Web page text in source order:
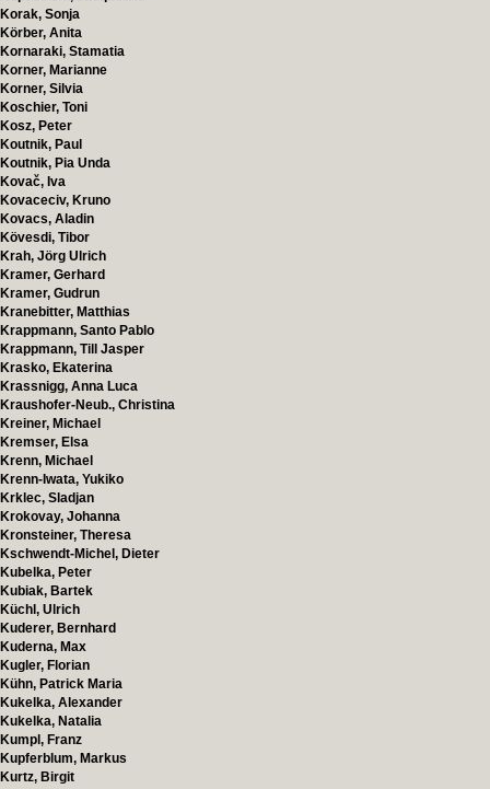
Korak, Sonja
Körber, Anita
Kornaraki, Stamatia
Korner, Marianne
Korner, Silvia
Koschier, Toni
Kosz, Peter
Koutnik, Paul
Koutnik, Pia Unda
Kovač, Iva
Kovaceciv, Kruno
Kovacs, Aladin
Kövesdi, Tibor
Krah, Jörg Ulrich
Kramer, Gerhard
Kramer, Gudrun
Kranebitter, Matthias
Krappmann, Santo Pablo
Krappmann, Till Jasper
Krasko, Ekaterina
Krassnigg, Anna Luca
Kraushofer-Neub., Christina
Kreiner, Michael
Kremser, Elsa
Krenn, Michael
Krenn-Iwata, Yukiko
Krklec, Sladjan
Krokovay, Johanna
Kronsteiner, Theresa
Kschwendt-Michel, Dieter
Kubelka, Peter
Kubiak, Bartek
Küchl, Ulrich
Kuderer, Bernhard
Kuderna, Max
Kugler, Florian
Kühn, Patrick Maria
Kukelka, Alexander
Kukelka, Natalia
Kumpl, Franz
Kupferblum, Markus
Kurtz, Birgit